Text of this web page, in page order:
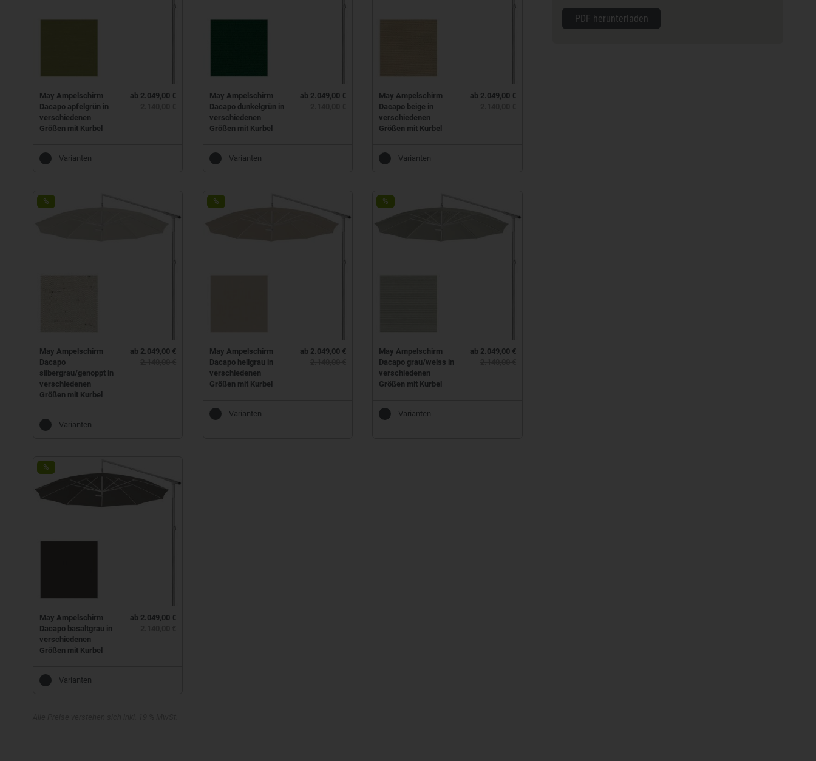
May Ampelschirm
Dacapo apfelgrün in
verschiedenen
Größen mit Kurbel
ab 2.049,00 €
Varianten
May Ampelschirm
Dacapo dunkelgrün in
verschiedenen
Größen mit Kurbel
ab 2.049,00 €
Varianten
May Ampelschirm
Dacapo beige in
verschiedenen
Größen mit Kurbel
ab 2.049,00 €
Varianten
%
May Ampelschirm
Dacapo
silbergrau/genoppt in
verschiedenen
Größen mit Kurbel
ab 2.049,00 €
Varianten
%
May Ampelschirm
Dacapo hellgrau in
verschiedenen
Größen mit Kurbel
ab 2.049,00 €
Varianten
%
May Ampelschirm
Dacapo grau/weiss in
verschiedenen
Größen mit Kurbel
ab 2.049,00 €
Varianten
%
May Ampelschirm
Dacapo basaltgrau in
verschiedenen
Größen mit Kurbel
ab 2.049,00 €
Varianten
PDF herunterladen